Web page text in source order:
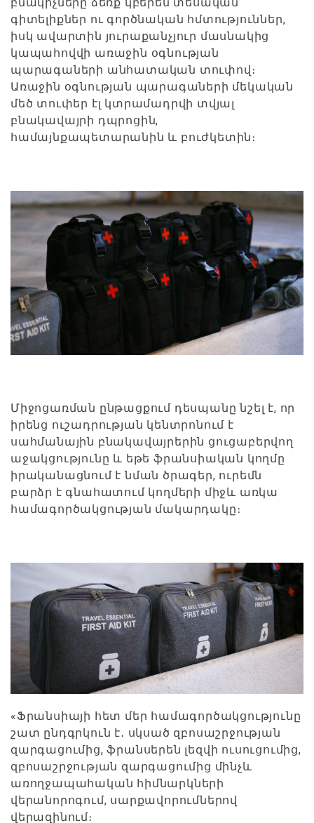
գիտելիքներ ու գործնական հմտություններ,
իսկ ավարտին յուրաքանչյուր մասնակից
կապահովվի առաջին օգնության
պարագաների անհատական տուփով։
Առաջին օգնության պարագաների մեկական
մեծ տուփեր էլ կտրամադրվի տվյալ
բնակավայրի դպրոցին,
համայնքապետարանին և բուժկետին։
Միջոցառման ընթացքում դեսպանը նշել է, որ
իրենց ուշադրության կենտրոնում է
սահմանային բնակավայրերին ցուցաբերվող
աջակցությունը և եթե ֆրանսիական կողմը
իրականացնում է նման ծրագեր, ուրեմն
բարձր է գնահատում կողմերի միջև առկա
համագործակցության մակարդակը։
«Ֆրանսիայի հետ մեր համագործակցությունը
շատ ընդգրկուն է․ սկսած զբոսաշրջության
զարգացումից, ֆրանսերեն լեզվի ուսուցումից,
զբոսաշրջության զարգացումից մինչև
առողջապահական հիմնարկների
վերանորոգում, սարքավորումներով
վերազինում։